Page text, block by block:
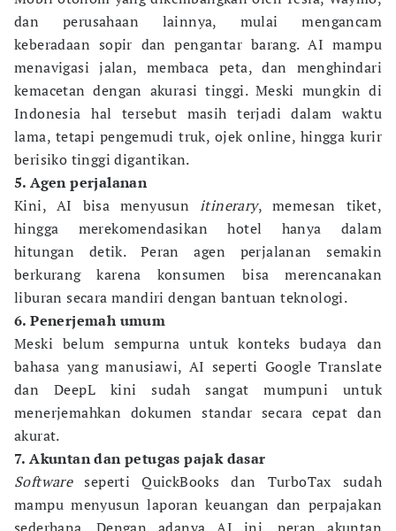
dan perusahaan lainnya, mulai mengancam
keberadaan sopir dan pengantar barang. AI mampu
menavigasi jalan, membaca peta, dan menghindari
kemacetan dengan akurasi tinggi. Meski mungkin di
Indonesia hal tersebut masih terjadi dalam waktu
lama, tetapi pengemudi truk, ojek online, hingga kurir
berisiko tinggi digantikan.
5. Agen perjalanan
Kini, AI bisa menyusunitinerary, memesan tiket,
hingga merekomendasikan hotel hanya dalam
hitungan detik. Peran agen perjalanan semakin
berkurang karena konsumen bisa merencanakan
liburan secara mandiri dengan bantuan teknologi.
6. Penerjemah umum
Meski belum sempurna untuk konteks budaya dan
bahasa yang manusiawi, AI seperti Google Translate
dan DeepL kini sudah sangat mumpuni untuk
menerjemahkan dokumen standar secara cepat dan
akurat.
7. Akuntan dan petugas pajak dasar
Softwareseperti QuickBooks dan TurboTax sudah
mampu menyusun laporan keuangan dan perpajakan